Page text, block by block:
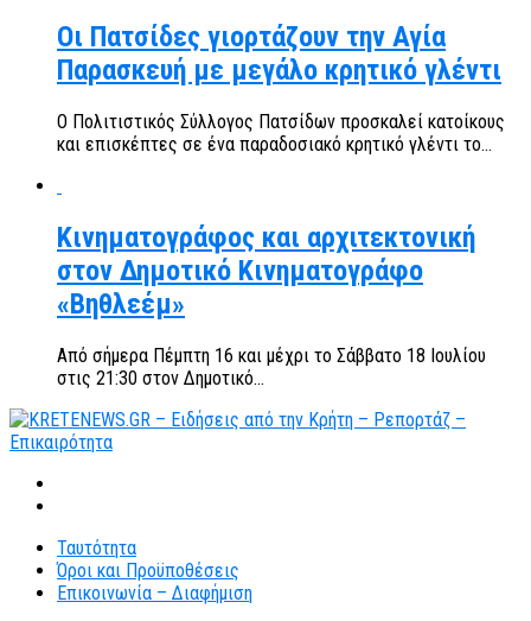
Οι Πατσίδες γιορτάζουν την Αγία
Παρασκευή με μεγάλο κρητικό γλέντι
Ο Πολιτιστικός Σύλλογος Πατσίδων προσκαλεί κατοίκους
και επισκέπτες σε ένα παραδοσιακό κρητικό γλέντι το...
Κινηματογράφος και αρχιτεκτονική
στον Δημοτικό Κινηματογράφο
«Βηθλεέμ»
Από σήμερα Πέμπτη 16 και μέχρι το Σάββατο 18 Ιουλίου
στις 21:30 στον Δημοτικό...
Ταυτότητα
Όροι και Προϋποθέσεις
Επικοινωνία – Διαφήμιση